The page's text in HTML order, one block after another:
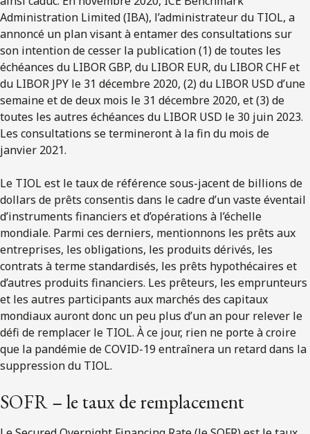
Administration Limited (IBA), l’administrateur du TIOL, a
annoncé un plan visant à entamer des consultations sur
son intention de cesser la publication (1) de toutes les
échéances du LIBOR GBP, du LIBOR EUR, du LIBOR CHF et
du LIBOR JPY le 31 décembre 2020, (2) du LIBOR USD d’une
semaine et de deux mois le 31 décembre 2020, et (3) de
toutes les autres échéances du LIBOR USD le 30 juin 2023.
Les consultations se termineront à la fin du mois de
janvier 2021.
Le TIOL est le taux de référence sous-jacent de billions de
dollars de prêts consentis dans le cadre d’un vaste éventail
d’instruments financiers et d’opérations à l’échelle
mondiale. Parmi ces derniers, mentionnons les prêts aux
entreprises, les obligations, les produits dérivés, les
contrats à terme standardisés, les prêts hypothécaires et
d’autres produits financiers. Les prêteurs, les emprunteurs
et les autres participants aux marchés des capitaux
mondiaux auront donc un peu plus d’un an pour relever le
défi de remplacer le TIOL. À ce jour, rien ne porte à croire
que la pandémie de COVID-19 entraînera un retard dans la
suppression du TIOL.
SOFR – le taux de remplacement